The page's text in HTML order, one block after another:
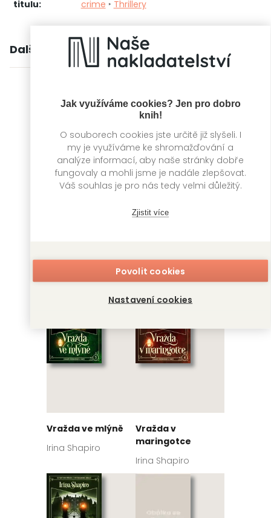
Jak využíváme cookies? Jen pro dobro
knih!
O souborech cookies jste určitě již slyšeli. I
my je využíváme ke shromažďování a
analýze informací, aby naše stránky dobře
fungovaly a mohli jsme je nadále zlepšovat.
Váš souhlas je pro nás tedy velmi důležitý.
Zjistit více
Povolit cookies
Nastavení cookies
titulu: crime ‣ Thrillery
Další knihy autora
Irina Shapiro
Vražda ve mlýně
Irina Shapiro
Vražda v
maringotce
Irina Shapiro